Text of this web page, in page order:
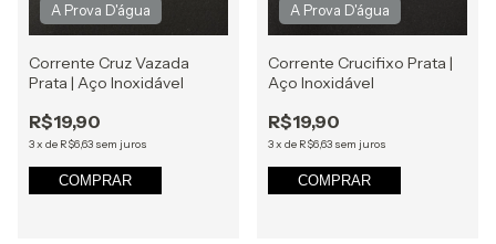
Corrente Cruz Vazada
Prata | Aço Inoxidável
R$19,90
3x de R$6,63 sem juros
COMPRAR
Corrente Crucifixo Prata |
Aço Inoxidável
R$19,90
3x de R$6,63 sem juros
COMPRAR